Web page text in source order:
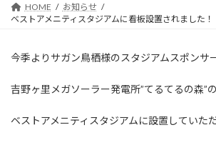
HOME
お知らせ
ベストアメニティスタジアムに看板設置されました！
今季よりサガン鳥栖様のスタジアムスポンサ
吉野ヶ里メガソーラー発電所”てるてるの森”の
ベストアメニティスタジアムに設置していた